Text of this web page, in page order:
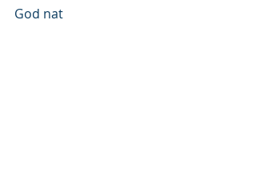
God nat